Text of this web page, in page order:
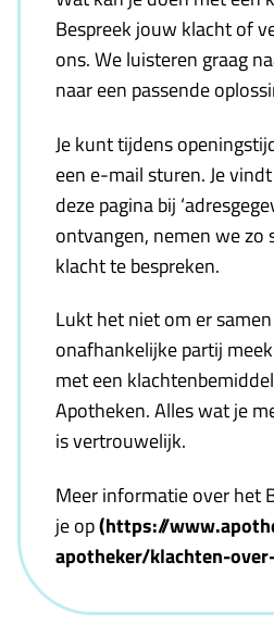
Bespreek jouw klacht of
ons. We luisteren graag
naar een passende
Je kunt tijdens
een e-mail sturen. Je
deze pagina bij
ontvangen, nemen we zo
klacht te bespreken.
Lukt het niet om er
onafhankelijke partij
met een
Apotheken. Alles wat je
is vertrouwelijk.
Meer informatie over het
je op(https://
apotheker/klachten-